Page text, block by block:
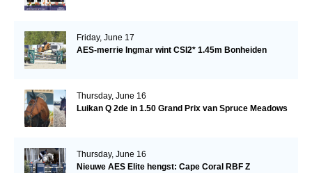
Friday, June 17
AES-merrie Ingmar wint CSI2* 1.45m Bonheiden
Thursday, June 16
Luikan Q 2de in 1.50 Grand Prix van Spruce Meadows
Thursday, June 16
Nieuwe AES Elite hengst: Cape Coral RBF Z